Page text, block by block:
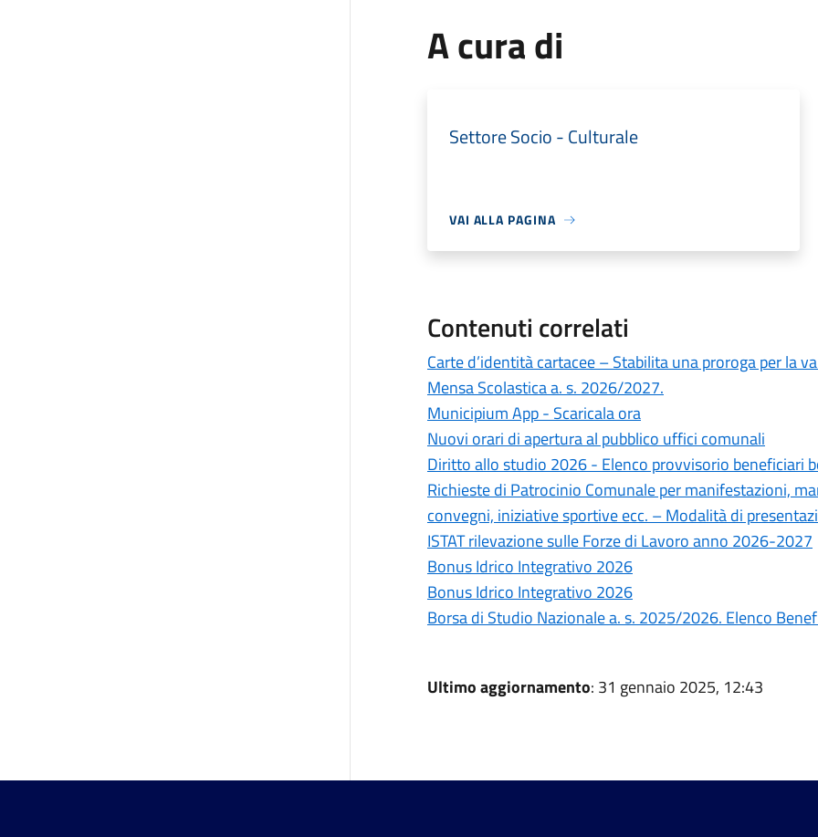
A cura di
Settore Socio - Culturale
VAI ALLA PAGINA
Contenuti correlati
Carte d’identità cartacee – Stabilita una proroga per la
Mensa Scolastica a. s. 2026/2027.
Municipium App - Scaricala ora
Nuovi orari di apertura al pubblico uffici comunali
Diritto allo studio 2026 - Elenco provvisorio beneficiari
Richieste di Patrocinio Comunale per manifestazioni,
convegni, iniziative sportive ecc. – Modalità di
ISTAT rilevazione sulle Forze di Lavoro anno 2026-2027
Bonus Idrico Integrativo 2026
Bonus Idrico Integrativo 2026
Borsa di Studio Nazionale a. s. 2025/2026. Elenco
Ultimo aggiornamento: 31 gennaio 2025, 12:43